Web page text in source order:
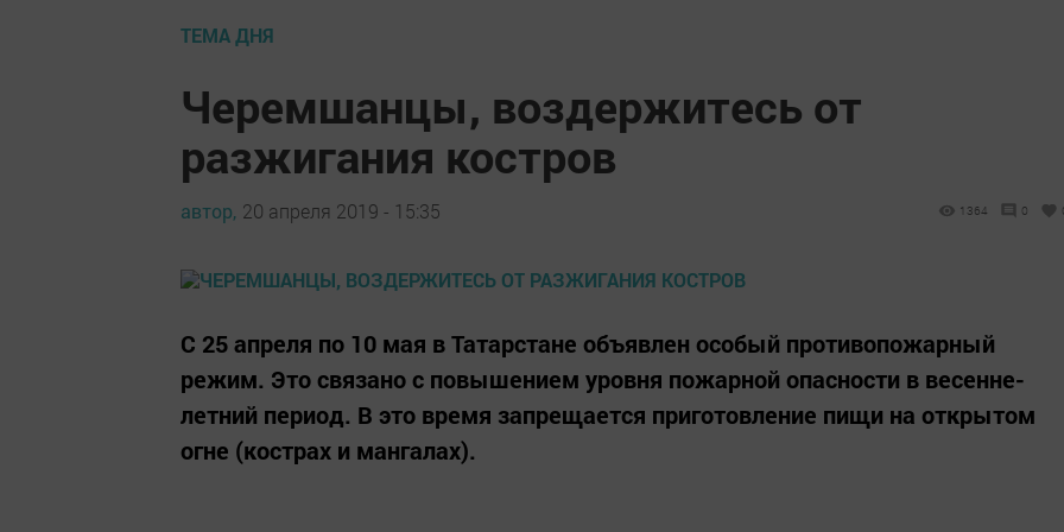
ТЕМА ДНЯ
Черемшанцы, воздержитесь от
разжигания костров
автор, 20 апреля 2019 - 15:35 1364 0
С 25 апреля по 10 мая в Татарстане объявлен особый противопожарный
режим. Это связано с повышением уровня пожарной опасности в весенне-
летний период. В это время запрещается приготовление пищи на открытом
огне (кострах и мангалах).